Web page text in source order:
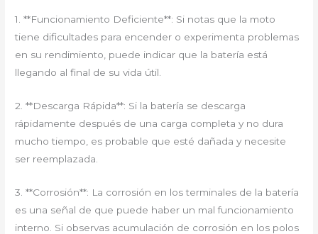
1. **Funcionamiento Deficiente**: Si notas que la moto
tiene dificultades para encender o experimenta problemas
en su rendimiento, puede indicar que la batería está
llegando al final de su vida útil.
2. **Descarga Rápida**: Si la batería se descarga
rápidamente después de una carga completa y no dura
mucho tiempo, es probable que esté dañada y necesite
ser reemplazada.
3. **Corrosión**: La corrosión en los terminales de la batería
es una señal de que puede haber un mal funcionamiento
interno. Si observas acumulación de corrosión en los polos